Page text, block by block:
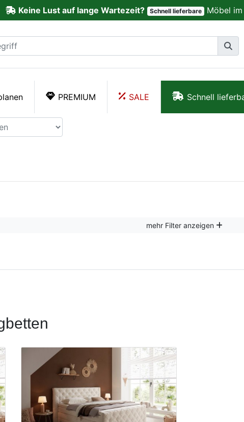
Keine Lust auf lange Wartezeit? Schnell lieferbare Möbel im
PREMIUM SALE Schnell
mehr Filter anzeigen